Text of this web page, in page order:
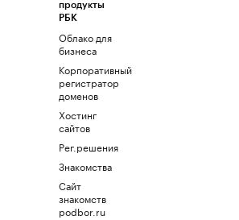
продукты
РБК
Облако для
бизнеса
Корпоративный
регистратор
доменов
Хостинг
сайтов
Рег.решения
Знакомства
Сайт
знакомств
podbor.ru